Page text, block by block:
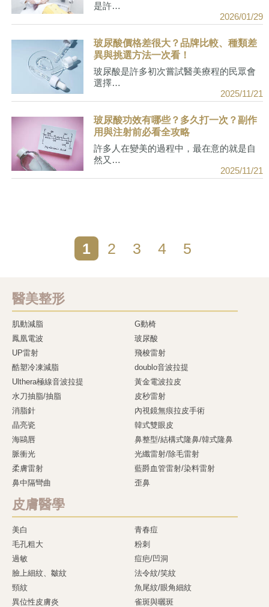
2026/01/29
是許…
玻尿酸價格差很大？品牌比較、種類差
異與挑選方法一次看！
2025/11/21
玻尿酸是許多初次嘗試醫美療程的民眾會
選擇…
玻尿酸功效有哪些？多久打一次？副作
用與注射前必看全攻略
2025/11/21
許多人在變美的過程中，最在意的就是自
然又…
1 2 3 4 5
醫美整形
肌動減脂
G動椅
鳳凰電波
玻尿酸
UP雷射
飛梭雷射
酷塑冷凍減脂
doublo音波拉提
Ulthera極線音波拉提
黃金電波拉皮
水刀抽脂/抽脂
皮秒雷射
消脂針
內視鏡無痕拉皮手術
晶亮瓷
韓式雙眼皮
海鷗唇
鼻整型/結構式隆鼻/韓式隆鼻
脈衝光
光纖雷射/除毛雷射
柔膚雷射
藍爵血管雷射/染料雷射
鼻中隔彎曲
歪鼻
皮膚醫學
美白
青春痘
毛孔粗大
粉刺
過敏
痘疤/凹洞
臉上細紋、皺紋
法令紋/笑紋
頸紋
魚尾紋/眼角細紋
異位性皮膚炎
雀斑與曬斑